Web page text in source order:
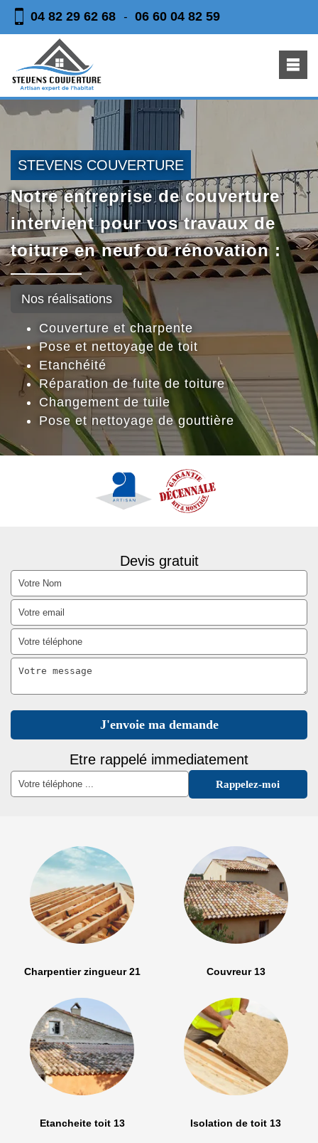
04 82 29 62 68 - 06 60 04 82 59
STEVENS COUVERTURE
Notre entreprise de couverture
intervient pour vos travaux de
toiture en neuf ou rénovation :
Nos réalisations
Couverture et charpente
Pose et nettoyage de toit
Etanchéité
Réparation de fuite de toiture
Changement de tuile
Pose et nettoyage de gouttière
Devis gratuit
Etre rappelé immediatement
Charpentier zingueur 21 Couvreur 13
Etancheite toit 13 Isolation de toit 13